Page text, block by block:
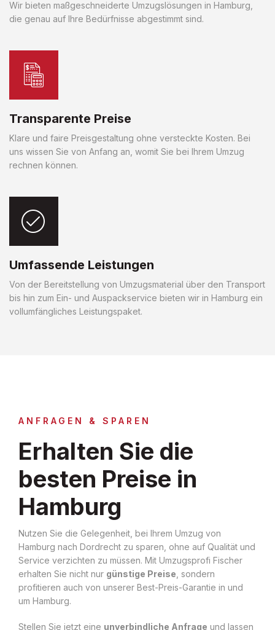
Wir bieten maßgeschneiderte Umzugslösungen in Hamburg,
die genau auf Ihre Bedürfnisse abgestimmt sind.
Transparente Preise
Klare und faire Preisgestaltung ohne versteckte Kosten. Bei
uns wissen Sie von Anfang an, womit Sie bei Ihrem Umzug
rechnen können.
Umfassende Leistungen
Von der Bereitstellung von Umzugsmaterial über den Transport
bis hin zum Ein- und Auspackservice bieten wir in Hamburg ein
vollumfängliches Leistungspaket.
ANFRAGEN & SPAREN
Erhalten Sie die
besten Preise in
Hamburg
Nutzen Sie die Gelegenheit, bei Ihrem Umzug von
Hamburg nach Dordrecht zu sparen, ohne auf Qualität und
Service verzichten zu müssen. Mit Umzugsprofi Fischer
erhalten Sie nicht nur günstige Preise , sondern
profitieren auch von unserer Best-Preis-Garantie in und
um Hamburg.
Stellen Sie jetzt eine unverbindliche Anfrage und lassen